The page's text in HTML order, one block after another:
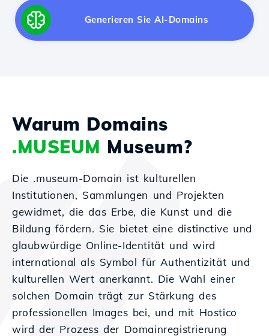
Generieren Sie AI-Domains
Warum Domains
.MUSEUM Museum?
Die .museum-Domain ist kulturellen
Institutionen, Sammlungen und Projekten
gewidmet, die das Erbe, die Kunst und die
Bildung fördern. Sie bietet eine distinctive und
glaubwürdige Online-Identität und wird
international als Symbol für Authentizität und
kulturellen Wert anerkannt. Die Wahl einer
solchen Domain trägt zur Stärkung des
professionellen Images bei, und mit Hostico
wird der Prozess der Domainregistrierung